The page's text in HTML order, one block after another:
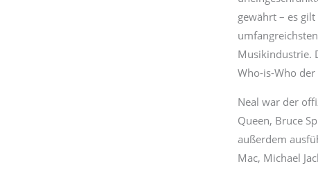
gewährt – es
Musikindustrie.
Who-is-Who der
Neal war der
Queen, Bruce
außerdem
Mac, Michael